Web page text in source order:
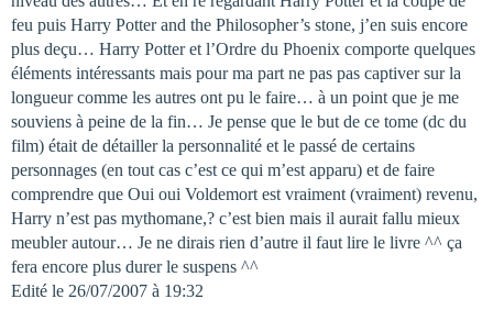
feu puis Harry Potter and the Philosopher’s stone, j’en suis encore
plus deçu… Harry Potter et l’Ordre du Phoenix comporte quelques
éléments intéressants mais pour ma part ne pas pas captiver sur la
longueur comme les autres ont pu le faire… à un point que je me
souviens à peine de la fin… Je pense que le but de ce tome (dc du
film) était de détailler la personnalité et le passé de certains
personnages (en tout cas c’est ce qui m’est apparu) et de faire
comprendre que Oui oui Voldemort est vraiment (vraiment) revenu,
Harry n’est pas mythomane,? c’est bien mais il aurait fallu mieux
meubler autour… Je ne dirais rien d’autre il faut lire le livre ^^ ça
fera encore plus durer le suspens ^^
Edité le 26/07/2007 à 19:32